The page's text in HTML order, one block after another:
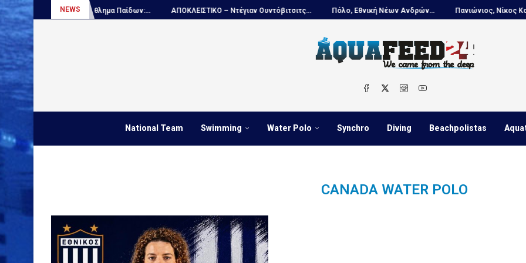
NEWS
Παγκόσμιο πρωτάθλημα Παίδων:... ΑΠΟΚΛΕΙΣΤΙΚΟ – Ντέγιαν Ουντόβιτσιτς... Πόλο, Εθνική Νέων Ανδρών... Πανιώνιος, Νίκος
National Team Swimming Water Polo Synchro Diving Beachpolistas
CANADA WATER POLO